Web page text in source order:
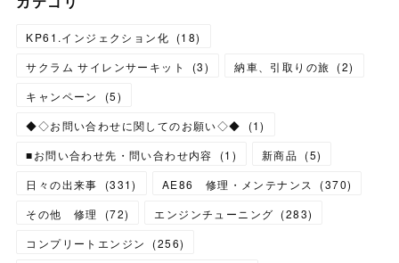
KP61.インジェクション化 (18)
サクラム サイレンサーキット
(3) 納車、引取りの旅 (2)
キャンペーン
(5)
◆◇お問い合わせに関してのお願い◇◆
(1)
■お問い合わせ先・問い合わせ内容
(1 ) 新商品 (5)
日々の出来事
(331) AE86 修理・メンテナンス (370)
その他 修理
(72) エンジンチューニング (283)
コンプリートエンジン
(256)